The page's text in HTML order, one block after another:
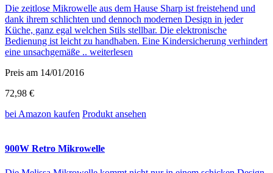
Die zeitlose Mikrowelle aus dem Hause Sharp ist freistehend und
dank ihrem schlichten und dennoch modernen Design in jeder
Küche, ganz egal welchen Stils stellbar. Die elektronische
Bedienung ist leicht zu handhaben. Eine Kindersicherung verhindert
eine unsachgemäße .. weiterlesen
Preis am 14/01/2016
72,98 €
bei Amazon kaufen Produkt ansehen
900W Retro Mikrowelle